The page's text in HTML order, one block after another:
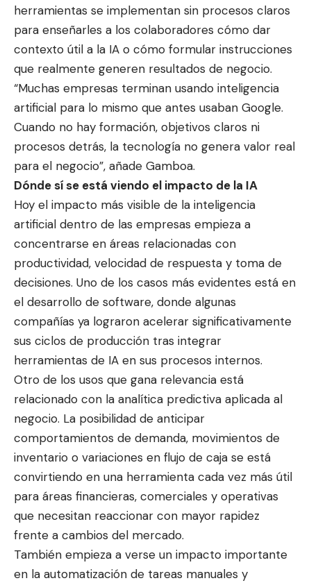
herramientas se implementan sin procesos claros
para enseñarles a los colaboradores cómo dar
contexto útil a la IA o cómo formular instrucciones
que realmente generen resultados de negocio.
“Muchas empresas terminan usando inteligencia
artificial para lo mismo que antes usaban Google.
Cuando no hay formación, objetivos claros ni
procesos detrás, la tecnología no genera valor real
para el negocio”, añade Gamboa.
Dónde sí se está viendo el impacto de la IA
Hoy el impacto más visible de la inteligencia
artificial dentro de las empresas empieza a
concentrarse en áreas relacionadas con
productividad, velocidad de respuesta y toma de
decisiones. Uno de los casos más evidentes está en
el desarrollo de software, donde algunas
compañías ya lograron acelerar significativamente
sus ciclos de producción tras integrar
herramientas de IA en sus procesos internos.
Otro de los usos que gana relevancia está
relacionado con la analítica predictiva aplicada al
negocio. La posibilidad de anticipar
comportamientos de demanda, movimientos de
inventario o variaciones en flujo de caja se está
convirtiendo en una herramienta cada vez más útil
para áreas financieras, comerciales y operativas
que necesitan reaccionar con mayor rapidez
frente a cambios del mercado.
También empieza a verse un impacto importante
en la automatización de tareas manuales y